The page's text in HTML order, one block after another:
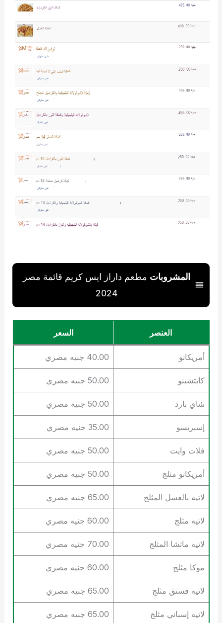
المشروبات مطعم داراز ايس كريم قائمة مصر
2024
العنصر السعر
أمريكانو 40.00 جنيه مصري
كابتشينو 50.00 جنيه مصري
شاي بارد 50.00 جنيه مصري
إسبريسو 35.00 جنيه مصري
فلات وايت 50.00 جنيه مصري
أمريكانو مثلج 50.00 جنيه مصري
لاتيه بالعسل المثلج 65.00 جنيه مصري
لاتيه مثلج 60.00 جنيه مصري
لاتيه ماتشا المثلج 70.00 جنيه مصري
موكا مثلج 60.00 جنيه مصري
لاتيه فستق مثلج 65.00 جنيه مصري
لاتيه إسباني مثلج 65.00 جنيه مصري